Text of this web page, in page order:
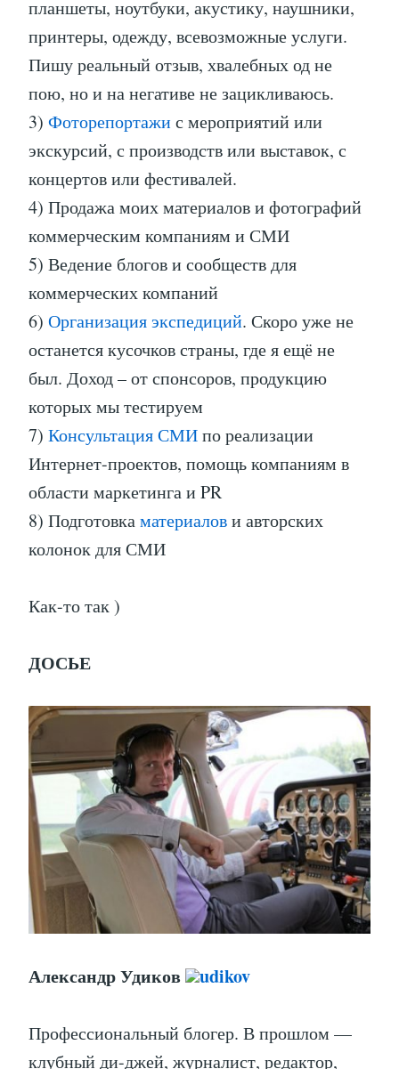
планшеты, ноутбуки, акустику, наушники,
принтеры, одежду, всевозможные услуги.
Пишу реальный отзыв, хвалебных од не
пою, но и на негативе не зацикливаюсь.
3) Фоторепортажис мероприятий или
экскурсий, с производств или выставок, с
концертов или фестивалей.
4) Продажа моих материалов и фотографий
коммерческим компаниям и СМИ
5) Ведение блогов и сообществ для
коммерческих компаний
6) Организация экспедиций. Скоро уже не
останется кусочков страны, где я ещё не
был. Доход – от спонсоров, продукцию
которых мы тестируем
7) Консультация СМИпо реализации
Интернет-проектов, помощь компаниям в
области маркетинга и PR
8) Подготовкаматериалови авторских
колонок для СМИ
Как-то так )
ДОСЬЕ
Александр Удиков udikov
Профессиональный блогер. В прошлом —
клубный ди-джей, журналист, редактор,